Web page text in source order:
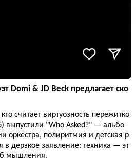
Domi & JD Beck предлагает ско
считает виртуозность пережитко
выпустили "Who Asked?" — альбо
оркестра, полиритмия и детская р
в дерзкое заявление: техника — эт
мышления.